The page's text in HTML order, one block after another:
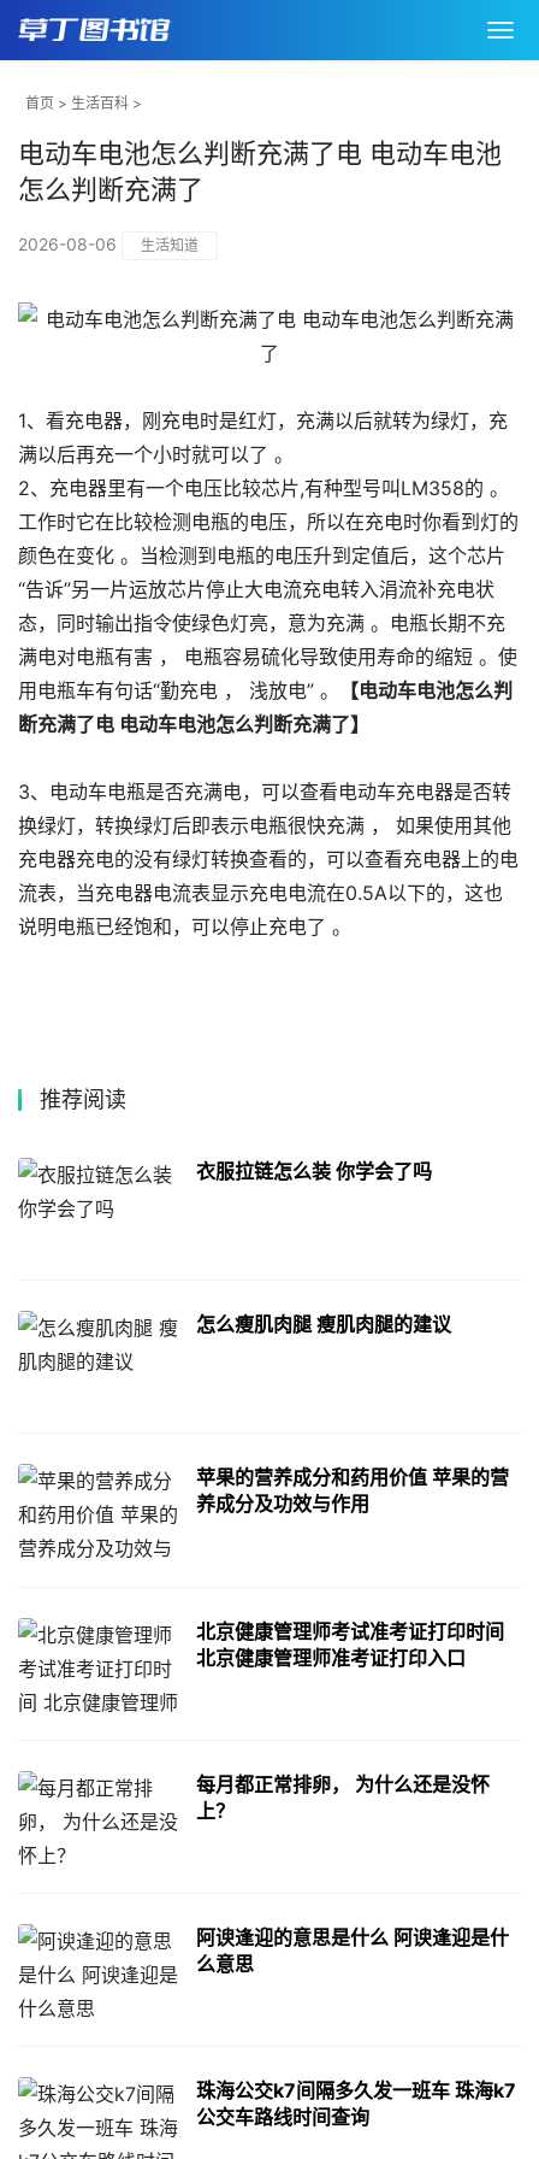
首页 > 生活百科 >
电动车电池怎么判断充满了电 电动车电池
怎么判断充满了
2026-08-06 生活知道
1、看充电器，刚充电时是红灯，充满以后就转为绿灯，充
满以后再充一个小时就可以了 。
2、充电器里有一个电压比较芯片,有种型号叫LM358的 。
工作时它在比较检测电瓶的电压，所以在充电时你看到灯的
颜色在变化 。当检测到电瓶的电压升到定值后，这个芯片
“告诉”另一片运放芯片停止大电流充电转入涓流补充电状
态，同时输出指令使绿色灯亮，意为充满 。电瓶长期不充
满电对电瓶有害 ， 电瓶容易硫化导致使用寿命的缩短 。使
用电瓶车有句话“勤充电 ， 浅放电” 。
【电动车电池怎么判
断充满了电 电动车电池怎么判断充满了】
3、电动车电瓶是否充满电，可以查看电动车充电器是否转
换绿灯，转换绿灯后即表示电瓶很快充满 ， 如果使用其他
充电器充电的没有绿灯转换查看的，可以查看充电器上的电
流表，当充电器电流表显示充电电流在0.5A以下的，这也
说明电瓶已经饱和，可以停止充电了 。
推荐阅读
衣服拉链怎么装 你学会了吗
怎么瘦肌肉腿 瘦肌肉腿的建议
苹果的营养成分和药用价值 苹果的营
养成分及功效与作用
北京健康管理师考试准考证打印时间
北京健康管理师准考证打印入口
每月都正常排卵， 为什么还是没怀
上？
阿谀逢迎的意思是什么 阿谀逢迎是什
么意思
珠海公交k7间隔多久发一班车 珠海k7
公交车路线时间查询